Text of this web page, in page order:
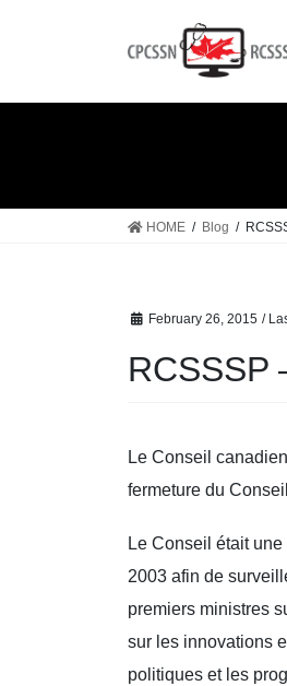
HOME Blog
February 26, 2015 /
Le Conseil
fermeture du
Le Conseil était
2003 afin de
premiers ministres
sur les innovations
politiques et les